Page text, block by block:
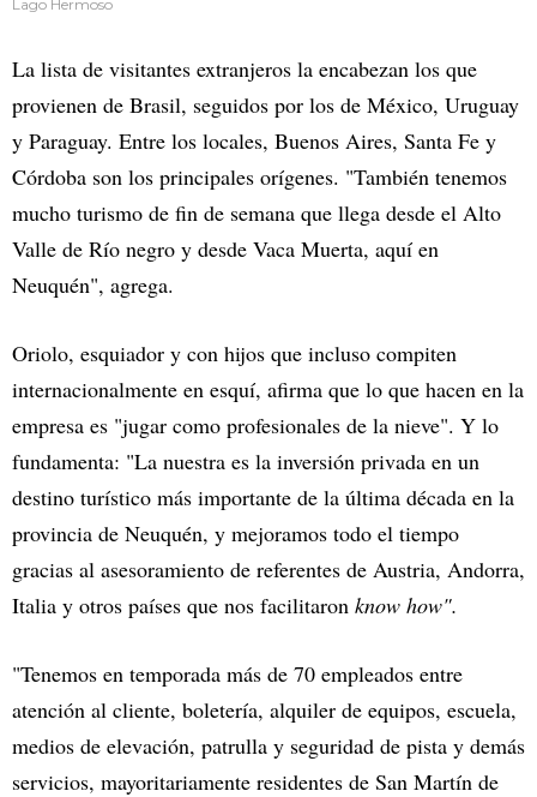
Lago Hermoso
La lista de visitantes extranjeros la encabezan los que
provienen de Brasil, seguidos por los de México, Uruguay
y Paraguay. Entre los locales, Buenos Aires, Santa Fe y
Córdoba son los principales orígenes. "También tenemos
mucho turismo de fin de semana que llega desde el Alto
Valle de Río negro y desde Vaca Muerta, aquí en
Neuquén", agrega.
Oriolo, esquiador y con hijos que incluso compiten
internacionalmente en esquí, afirma que lo que hacen en la
empresa es "jugar como profesionales de la nieve". Y lo
fundamenta: "La nuestra es la inversión privada en un
destino turístico más importante de la última década en la
provincia de Neuquén, y mejoramos todo el tiempo
gracias al asesoramiento de referentes de Austria, Andorra,
Italia y otros países que nos facilitaron know how".
"Tenemos en temporada más de 70 empleados entre
atención al cliente, boletería, alquiler de equipos, escuela,
medios de elevación, patrulla y seguridad de pista y demás
servicios, mayoritariamente residentes de San Martín de